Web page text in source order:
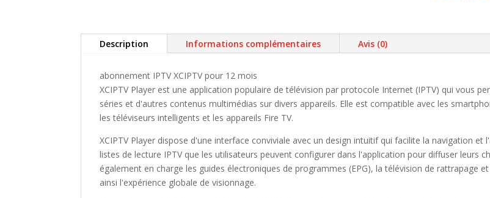
Description Informations complémentaires Avis (0)
abonnement IPTV XCIPTV pour 12 mois
XCIPTV Player est une application populaire de télévision par protocole Internet (IPTV) qui vous
séries et d'autres contenus multimédias sur divers appareils. Elle est compatible avec les
les téléviseurs intelligents et les appareils Fire TV.
XCIPTV Player dispose d'une interface conviviale avec un design intuitif qui facilite la navigation
listes de lecture IPTV que les utilisateurs peuvent configurer dans l'application pour diffuser leurs
également en charge les guides électroniques de programmes (EPG), la télévision de rattrapage
ainsi l'expérience globale de visionnage.